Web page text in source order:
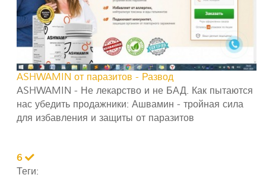
ASHWAMIN от паразитов - Развод
ASHWAMIN - Не лекарство и не БАД. Как пытаются
нас убедить продажники: Ашвамин - тройная сила
для избавления и защиты от паразитов
6
Теги: